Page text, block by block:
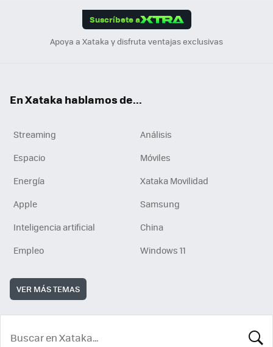
Suscríbete a
Apoya a Xataka y disfruta ventajas exclusivas
En Xataka hablamos de...
Streaming
Análisis
Espacio
Móviles
Energía
Xataka Movilidad
Apple
Samsung
Inteligencia artificial
China
Empleo
Windows 11
VER MÁS TEMAS